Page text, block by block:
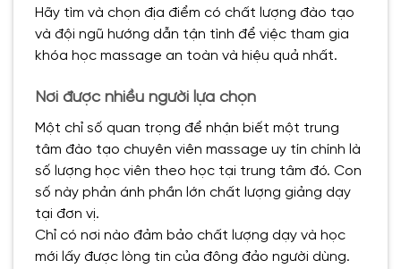
Hãy tìm và chọn địa điểm có chất lượng đào tạo
và đội ngũ hướng dẫn tận tình để việc tham gia
khóa học massage an toàn và hiệu quả nhất.
Nơi được nhiều người lựa chọn
Một chỉ số quan trọng để nhận biết một trung
tâm đào tạo chuyên viên massage uy tín chính là
số lượng học viên theo học tại trung tâm đó. Con
số này phản ánh phần lớn chất lượng giảng dạy
tại đơn vị.
Chỉ có nơi nào đảm bảo chất lượng dạy và học
mới lấy được lòng tin của đông đảo người dùng.